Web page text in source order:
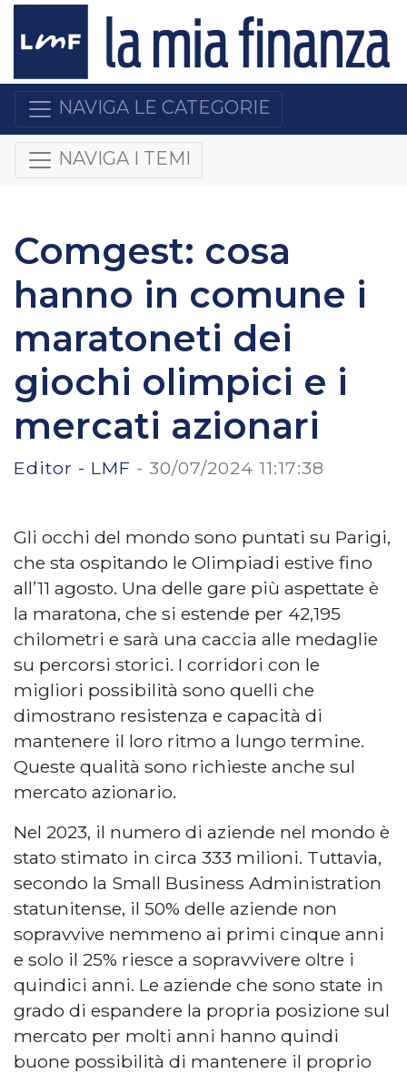
NAVIGA LE CATEGORIE
NAVIGA I TEMI
Comgest: cosa
hanno in comune i
maratoneti dei
giochi olimpici e i
mercati azionari
Editor - LMF - 30/07/2024 11:17:38
Gli occhi del mondo sono puntati su Parigi,
che sta ospitando le Olimpiadi estive fino
all’11 agosto. Una delle gare più aspettate è
la maratona, che si estende per 42,195
chilometri e sarà una caccia alle medaglie
su percorsi storici. I corridori con le
migliori possibilità sono quelli che
dimostrano resistenza e capacità di
mantenere il loro ritmo a lungo termine.
Queste qualità sono richieste anche sul
mercato azionario.
Nel 2023, il numero di aziende nel mondo è
stato stimato in circa 333 milioni. Tuttavia,
secondo la Small Business Administration
statunitense, il 50% delle aziende non
sopravvive nemmeno ai primi cinque anni
e solo il 25% riesce a sopravvivere oltre i
quindici anni. Le aziende che sono state in
grado di espandere la propria posizione sul
mercato per molti anni hanno quindi
buone possibilità di mantenere il proprio